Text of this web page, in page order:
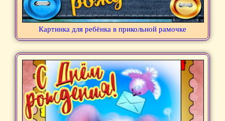
Картинка для ребёнка в прикольной рамочке